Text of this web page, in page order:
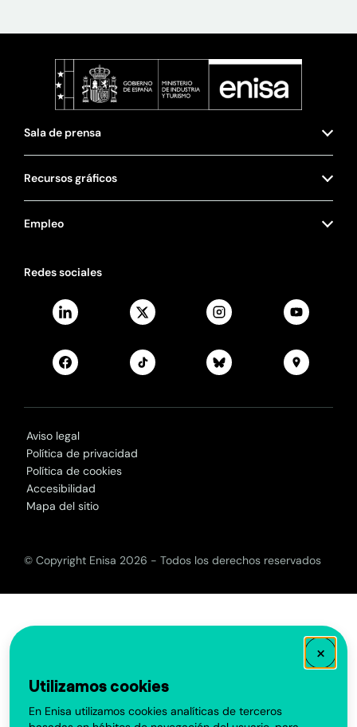
×
Utilizamos cookies
En Enisa utilizamos cookies analíticas de terceros
Sala de prensa
Recursos gráficos
Empleo
Redes sociales
Aviso legal
Política de privacidad
Política de cookies
Accesibilidad
Mapa del sitio
© Copyright Enisa 2026 - Todos los derechos reservados